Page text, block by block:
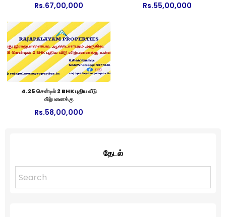
Rs.67,00,000 Rs.55,00,000
4.25 சென்டில் 2 BHK புதிய வீடு
விற்பனைக்கு
Rs.58,00,000
தேடல்